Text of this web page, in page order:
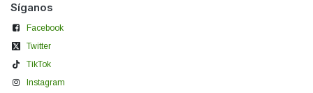
Síganos
Facebook
Twitter
TikTok
Instagram